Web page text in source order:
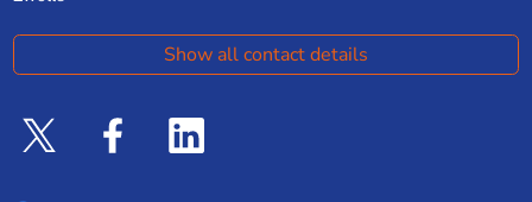
Show all contact details